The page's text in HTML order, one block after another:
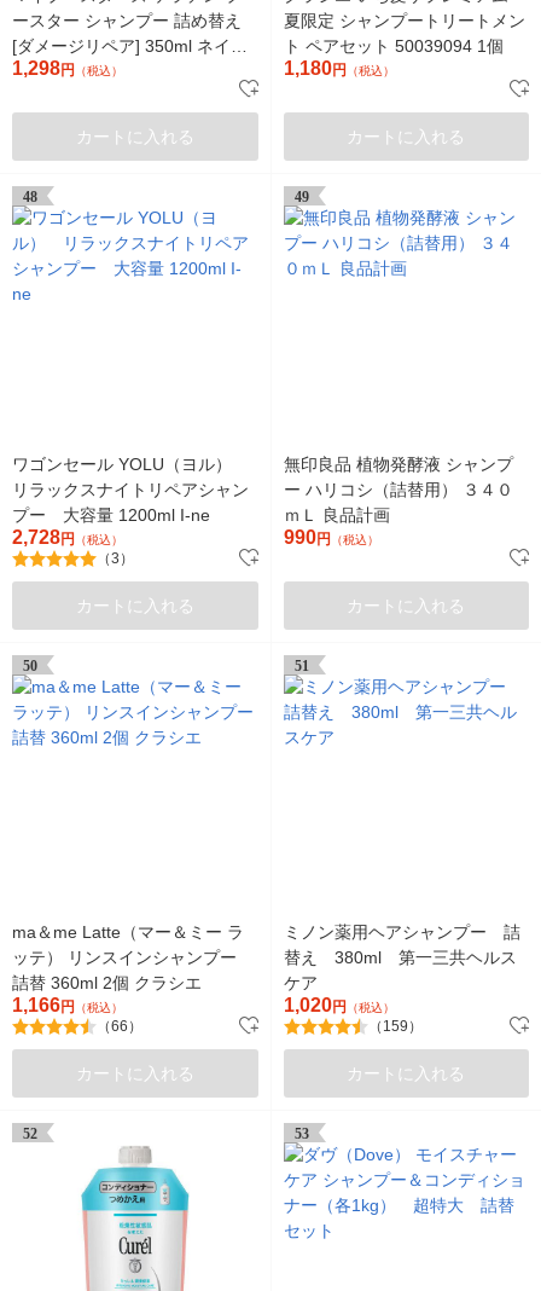
ースター シャンプー 詰め替え
[ダメージリペア] 350ml ネイチ
ャーラボ
1,298円 （税込）
カートに入れる
夏限定 シャンプートリートメン
ト ペアセット 50039094 1個
1,180円 （税込）
カートに入れる
48
ワゴンセール YOLU（ヨル）
リラックスナイトリペアシャン
プー 大容量 1200ml I-ne
2,728円 （税込）
（3）
カートに入れる
49
無印良品 植物発酵液 シャンプ
ー ハリコシ（詰替用） ３４０
ｍＬ 良品計画
990円 （税込）
カートに入れる
50
ma＆me Latte（マー＆ミー ラ
ッテ） リンスインシャンプー
詰替 360ml 2個 クラシエ
1,166円 （税込）
（66）
カートに入れる
51
ミノン薬用ヘアシャンプー 詰
替え 380ml 第一三共ヘルス
ケア
1,020円 （税込）
（159）
カートに入れる
52 53